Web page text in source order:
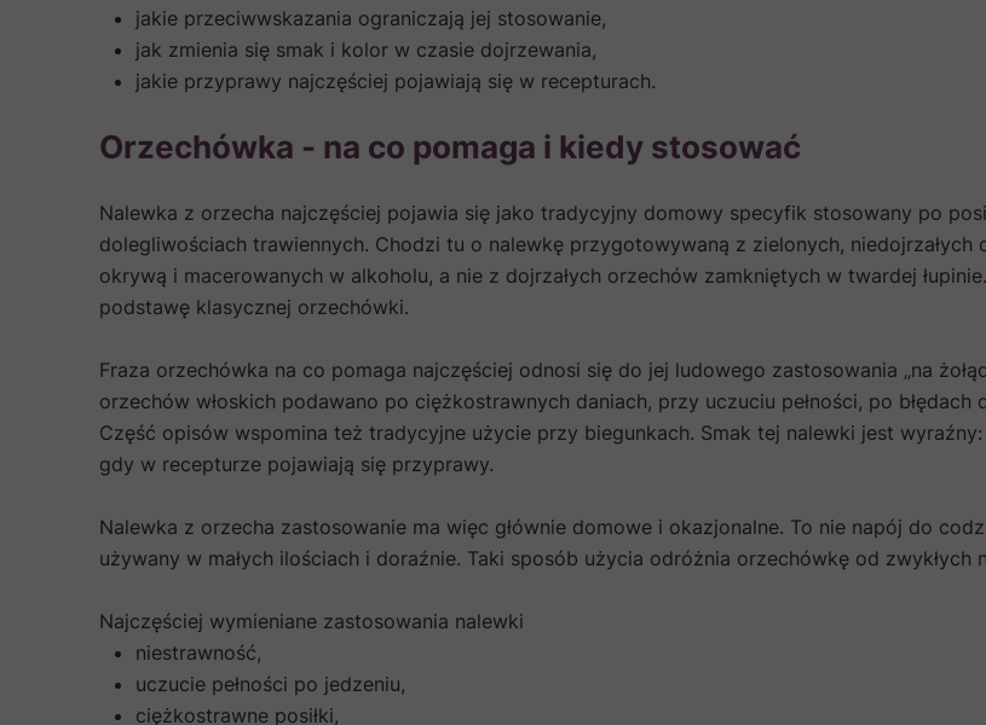
jakie przeciwwskazania ograniczają jej stosowanie,
jak zmienia się smak i kolor w czasie dojrzewania,
jakie przyprawy najczęściej pojawiają się w recepturach.
Orzechówka - na co pomaga i kiedy stosować
Nalewka z orzecha najczęściej pojawia się jako tradycyjny domowy specyfik stosowany po
dolegliwościach trawiennych. Chodzi tu o nalewkę przygotowywaną z zielonych, niedojrzałych
okrywą i macerowanych w alkoholu, a nie z dojrzałych orzechów zamkniętych w twardej
podstawę klasycznej orzechówki.
Fraza orzechówka na co pomaga najczęściej odnosi się do jej ludowego zastosowania „na
orzechów włoskich podawano po ciężkostrawnych daniach, przy uczuciu pełności, po
Część opisów wspomina też tradycyjne użycie przy biegunkach. Smak tej nalewki jest
gdy w recepturze pojawiają się przyprawy.
Nalewka z orzecha zastosowanie ma więc głównie domowe i okazjonalne. To nie napój do
używany w małych ilościach i doraźnie. Taki sposób użycia odróżnia orzechówkę od zwykłych
Najczęściej wymieniane zastosowania nalewki
niestrawność,
uczucie pełności po jedzeniu,
ciężkostrawne posiłki,